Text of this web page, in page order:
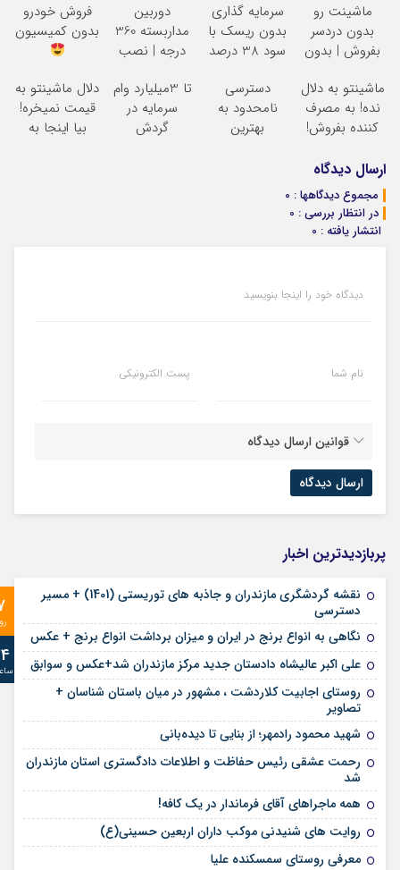
ماشینت رو
بدون دردسر
بفروش | بدون
سرمایه گذاری
بدون ریسک با
سود 38 درصد
دوربین
مداربسته 360
درجه | نصب
فروش خودرو
بدون کمیسیون
ماشینتو به دلال
نده! به مصرف
کننده بفروش!
یک تماس
دسترسی
نامحدود به
بهترین
تا 3میلیارد وام
سرمایه در
گردش
دلال ماشینتو به
قیمت نمیخره!
بیا اینجا به
ارسال دیدگاه
مجموع دیدگاهها : 0
در انتظار بررسی : 0
انتشار یافته : 0
دیدگاه خود را اینجا بنویسید
نام شما پست الکترونیکی
قوانین ارسال دیدگاه
پربازدیدترین اخبار
نقشه گردشگری مازندران و جاذبه های توریستی (1401) + مسیر
دسترسی
نگاهی به انواع برنج در ایران و میزان برداشت انواع برنج + عکس
علی‌ اکبر عالیشاه دادستان جدید مرکز مازندران شد+عکس و سوابق
روستای اجابیت کلاردشت ، مشهور در میان باستان شناسان +
تصاویر
شهید محمود رادمهر؛ از بنایی تا دیده‌بانی
رحمت عشقی رئیس حفاظت و اطلاعات دادگستری استان مازندران
شد
همه ماجراهای آقای فرماندار در یک کافه!
روایت های شنیدنی موکب داران اربعین حسینی(ع)
معرفی روستای سمسکنده علیا